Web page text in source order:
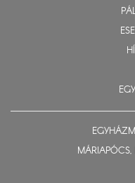
MÁRIAPÓCS,